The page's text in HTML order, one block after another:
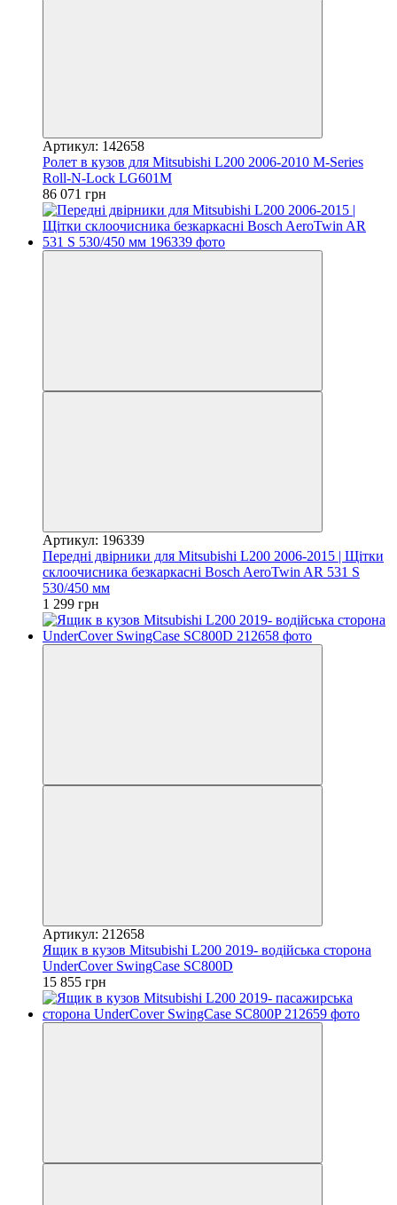
Артикул: 142658
Ролет в кузов для Mitsubishi L200 2006-2010 M-Series
Roll-N-Lock LG601M
86 071 грн
Артикул: 196339
Передні двірники для Mitsubishi L200 2006-2015 | Щітки
склоочисника безкаркасні Bosch AeroTwin AR 531 S
530/450 мм
1 299 грн
Артикул: 212658
Ящик в кузов Mitsubishi L200 2019- водійська сторона
UnderCover SwingCase SC800D
15 855 грн